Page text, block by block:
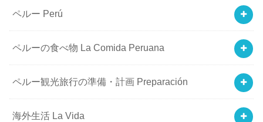
ペルー Perú
ペルーの食べ物 La Comida Peruana
ペルー観光旅行の準備・計画 Preparación
海外生活 La Vida